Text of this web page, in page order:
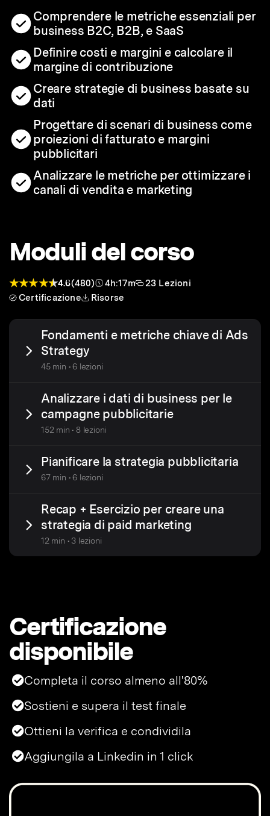
Comprendere le metriche essenziali per
business B2C, B2B, e SaaS
Definire costi e margini e calcolare il
margine di contribuzione
Creare strategie di business basate su
dati
Progettare di scenari di business come
proiezioni di fatturato e margini
pubblicitari
Analizzare le metriche per ottimizzare i
canali di vendita e marketing
Moduli del corso
4.6(480) 4h:17m
23 Lezioni
Certificazione
Risorse
Fondamenti e metriche chiave di Ads
Strategy
45 min • 6 lezioni
Analizzare i dati di business per le
campagne pubblicitarie
152 min • 8 lezioni
Pianificare la strategia pubblicitaria
67 min • 6 lezioni
Recap + Esercizio per creare una
strategia di paid marketing
12 min • 3 lezioni
Certificazione
disponibile
Completa il corso almeno all'80%
Sostieni e supera il test finale
Ottieni la verifica e condividila
Aggiungila a Linkedin in 1 click